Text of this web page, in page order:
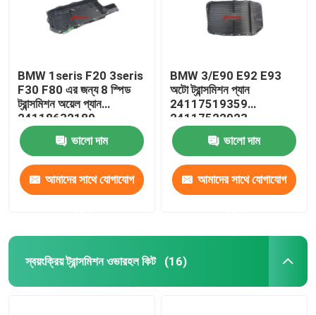
BMW 1seris F20 3seris
F30 F80 এর জন্য 8 স্পিড
ট্রান্সমিশন অয়েল প্যান
24118632189
ভালো দাম
আমাদের সাথে যোগাযোগ
BMW 3/E90 E92 E93
অটো ট্রান্সমিশন প্যান
24117519359
24117522923
24152333903
ভালো দাম
আমাদের সাথে যোগাযোগ
স্বয়ংক্রিয় ট্রান্সমিশন ওভারহল কিট (16)